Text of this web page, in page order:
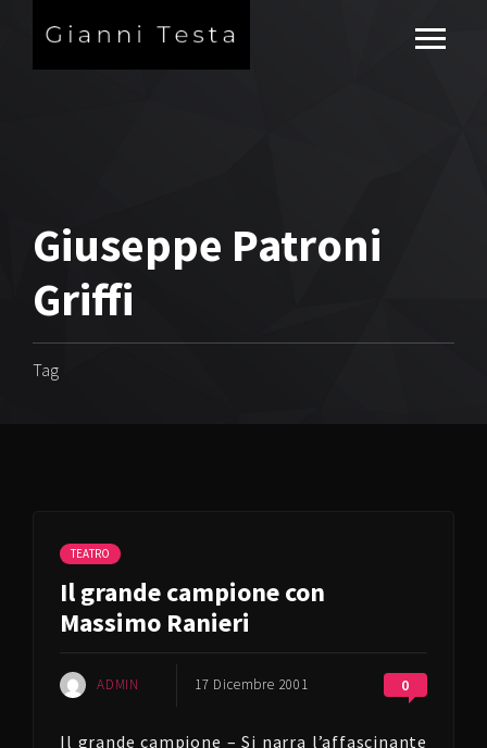
Giuseppe Patroni
Griffi
Tag
TEATRO
Il grande campione con
Massimo Ranieri
ADMIN 17 Dicembre 2001 0
Il grande campione – Si narra l’affascinante